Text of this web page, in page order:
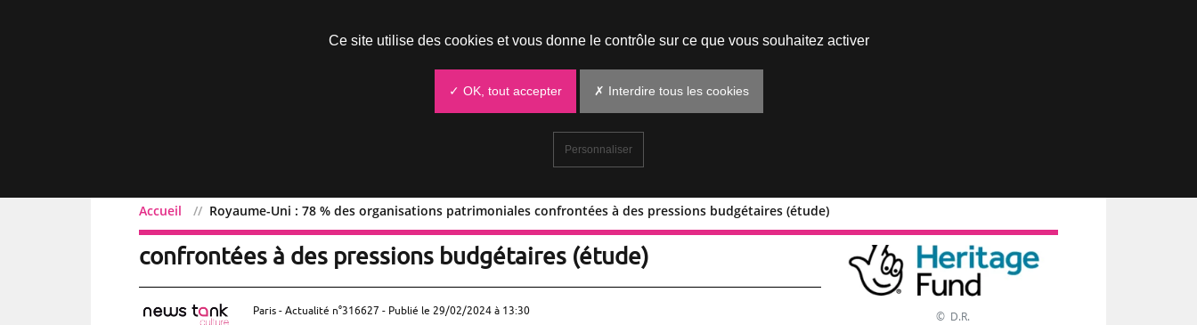
Accueil Royaume-Uni : 78 % des organisations patrimoniales confrontées à des pressions budgétaires (étude)
Royaume-Uni : 78 % des organisations patrimoniales
confrontées à des pressions budgétaires (étude)
Paris - Actualité n°316627 - Publié le 29/02/2024 à 13:30 © D.R.
Ce site utilise des cookies et vous donne le contrôle sur ce que vous souhaitez activer
✓ OK, tout accepter ✗ Interdire tous les cookies
Personnaliser